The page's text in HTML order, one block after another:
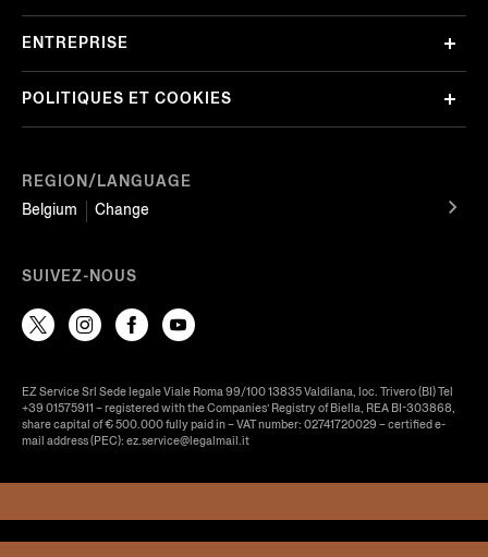
REGION/LANGUAGE
Belgium
Change
ENTREPRISE
POLITIQUES ET COOKIES
SUIVEZ-NOUS
EZ Service Srl Sede legale Viale Roma 99/100 13835 Valdilana, loc. Trivero (BI) Tel
+39 01575911 – registered with the Companies’ Registry of Biella, REA BI-303868,
share capital of € 500.000 fully paid in – VAT number: 02741720029 – certified e-
mail address (PEC): ez.service@legalmail.it